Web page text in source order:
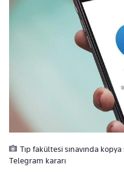
Tıp fakültesi sınavında
Telegram kararı